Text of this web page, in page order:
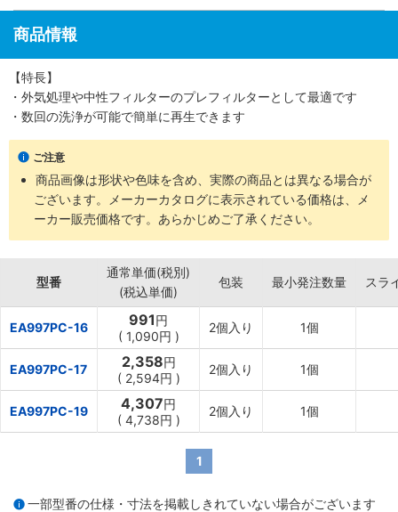
商品情報
【特長】
・外気処理や中性フィルターのプレフィルターとして最適です
・数回の洗浄が可能で簡単に再生できます
ご注意
商品画像は形状や色味を含め、実際の商品とは異なる場合が
ございます。メーカーカタログに表示されている価格は、メ
ーカー販売価格です。あらかじめご了承ください。
型番
通常単価(税別)
(税込単価)
包装 最小発注数量 スラ
EA997PC-16 991円
( 1,090円 )
2個入り 1個
EA997PC-17 2,358円
( 2,594円 )
2個入り 1個
EA997PC-19 4,307円
( 4,738円 )
2個入り 1個
1
一部型番の仕様・寸法を掲載しきれていない場合がございます